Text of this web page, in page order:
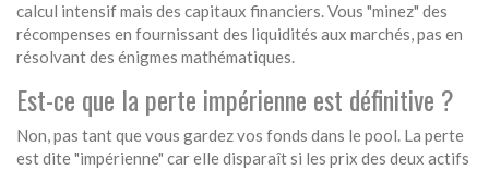
calcul intensif mais des capitaux financiers. Vous "minez" des
récompenses en fournissant des liquidités aux marchés, pas en
résolvant des énigmes mathématiques.
Est-ce que la perte impérienne est définitive ?
Non, pas tant que vous gardez vos fonds dans le pool. La perte
est dite "impérienne" car elle disparaît si les prix des deux actifs